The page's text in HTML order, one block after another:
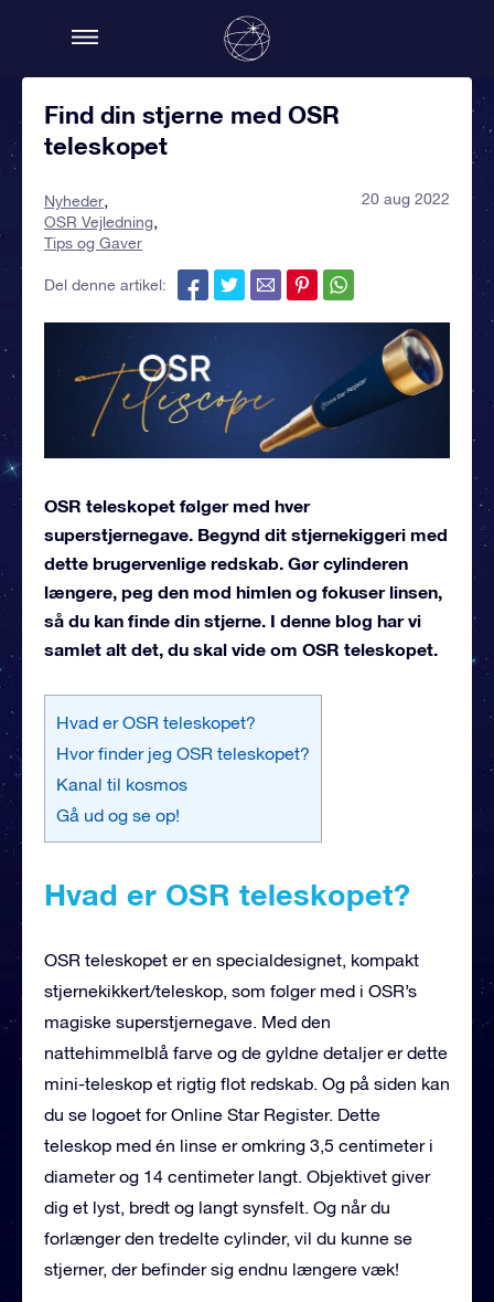
Find din stjerne med OSR
teleskopet
Nyheder
OSR Vejledning
Tips og Gaver
20 aug 2022
Del denne artikel:
OSR teleskopet følger med hver
superstjernegave. Begynd dit stjernekiggeri med
dette brugervenlige redskab. Gør cylinderen
længere, peg den mod himlen og fokuser linsen,
så du kan finde din stjerne. I denne blog har vi
samlet alt det, du skal vide om OSR teleskopet.
Hvad er OSR teleskopet?
Hvor finder jeg OSR teleskopet?
Kanal til kosmos
Gå ud og se op!
Hvad er OSR teleskopet?
OSR teleskopet er en specialdesignet, kompakt
stjernekikkert/teleskop, som følger med i OSR’s
magiske superstjernegave. Med den
nattehimmelblå farve og de gyldne detaljer er dette
mini-teleskop et rigtig flot redskab. Og på siden kan
du se logoet for Online Star Register. Dette
teleskop med én linse er omkring 3,5 centimeter i
diameter og 14 centimeter langt. Objektivet giver
dig et lyst, bredt og langt synsfelt. Og når du
forlænger den tredelte cylinder, vil du kunne se
stjerner, der befinder sig endnu længere væk!